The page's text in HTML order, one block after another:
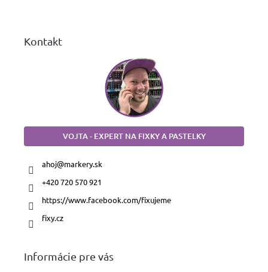
Kontakt
VOJTA - EXPERT NA FIXKY A PASTELKY
ahoj@markery.sk
+420 720 570 921
https://www.facebook.com/fixujeme
fixy.cz
Informácie pre vás